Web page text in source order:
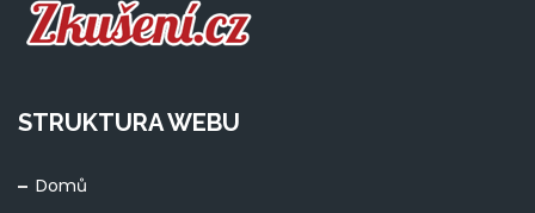
STRUKTURA WEBU
Domů